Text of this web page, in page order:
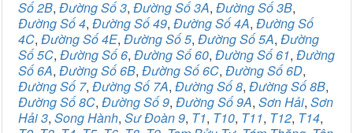
Số 2B, Đường Số 3, Đường Số 3A, Đường Số 3B,
Đường Số 4, Đường Số 49, Đường Số 4A, Đường Số
4C, Đường Số 4E, Đường Số 5, Đường Số 5A, Đường
Số 5C, Đường Số 6, Đường Số 60, Đường Số 61, Đường
Số 6A, Đường Số 6B, Đường Số 6C, Đường Số 6D,
Đường Số 7, Đường Số 7A, Đường Số 8, Đường Số 8B,
Đường Số 8C, Đường Số 9, Đường Số 9A, Sơn Hải, Sơn
Hải 3, Song Hành, Sư Đoàn 9, T1, T10, T11, T12, T14,